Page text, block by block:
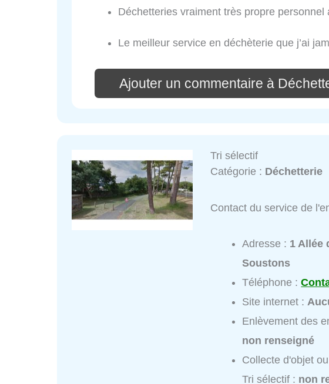
Déchetteries vraiment très propre personnel
Le meilleur service en déchèterie que j’ai
Ajouter un commentaire à
Tri sélectif
Catégorie : Déchetterie
Contact du service de
Adresse : 1 Allée
Soustons
Téléphone :
Site internet :
Enlèvement des
non renseigné
Collecte d'objet
Tri sélectif : non